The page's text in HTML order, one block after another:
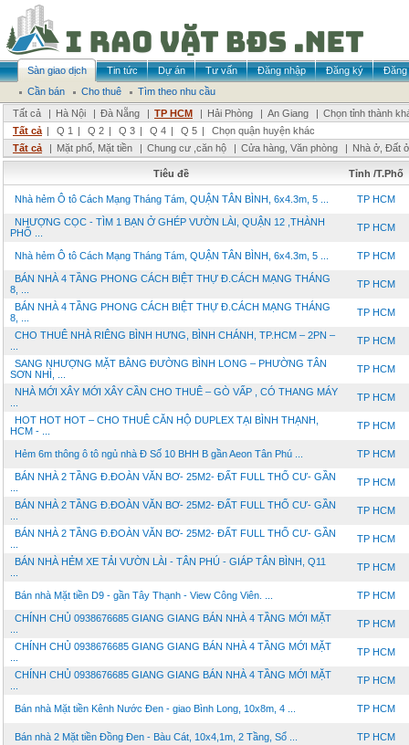
Sàn giao dịch Tin tức Dự án Tư vấn Đăng nhập Đăng ký
Đăng
Cần bán
Cho thuê
Tìm theo nhu cầu
Tất cả
| Hà Nội | Đà Nẵng | TP HCM | Hải Phòng | An Giang | Chọn tỉnh thành
Tất cả | Q 1 | Q 2 | Q 3 | Q 4 | Q 5 |
Chọn quận huyện khác
Tất cả
| Mặt phố, Mặt tiền | Chung cư ,căn hộ | Cửa hàng, Văn phòng | Nhà ở, Đất ở
Tiêu đề Tỉnh /T.Phố
Nhà hẻm Ô tô Cách Mạng Tháng Tám, QUẬN TÂN BÌNH, 6x4.3m, 5 ... TP HCM
NHƯỢNG CỌC - TÌM 1 BẠN Ở GHÉP VƯỜN LÀI, QUẬN 12 ,THÀNH
PHỐ ...
TP HCM
Nhà hẻm Ô tô Cách Mạng Tháng Tám, QUẬN TÂN BÌNH, 6x4.3m, 5 ... TP HCM
BÁN NHÀ 4 TẦNG PHONG CÁCH BIỆT THỰ Đ.CÁCH MẠNG THÁNG
8, ...
TP HCM
BÁN NHÀ 4 TẦNG PHONG CÁCH BIỆT THỰ Đ.CÁCH MẠNG THÁNG
8, ...
TP HCM
CHO THUÊ NHÀ RIÊNG BÌNH HƯNG, BÌNH CHÁNH, TP.HCM – 2PN –
TP HCM
SANG NHƯỢNG MẶT BẰNG ĐƯỜNG BÌNH LONG – PHƯỜNG TÂN
SƠN NHÌ, ...
TP HCM
NHÀ MỚI XÂY MỚI XÂY CẦN CHO THUÊ – GÒ VẤP , CÓ THANG MÁY
TP HCM
HOT HOT HOT – CHO THUÊ CĂN HỘ DUPLEX TẠI BÌNH THẠNH,
HCM - ...
TP HCM
Hẻm 6m thông ô tô ngủ nhà Đ Số 10 BHH B gần Aeon Tân Phú ... TP HCM
BÁN NHÀ 2 TẦNG Đ.ĐOÀN VĂN BƠ- 25M2- ĐẤT FULL THỔ CƯ- GẦN
TP HCM
BÁN NHÀ 2 TẦNG Đ.ĐOÀN VĂN BƠ- 25M2- ĐẤT FULL THỔ CƯ- GẦN
TP HCM
BÁN NHÀ 2 TẦNG Đ.ĐOÀN VĂN BƠ- 25M2- ĐẤT FULL THỔ CƯ- GẦN
TP HCM
BÁN NHÀ HẺM XE TẢI VƯỜN LÀI - TÂN PHÚ - GIÁP TÂN BÌNH, Q11
TP HCM
Bán nhà Mặt tiền D9 - gần Tây Thạnh - View Công Viên. ... TP HCM
CHÍNH CHỦ 0938676685 GIANG GIANG BÁN NHÀ 4 TẦNG MỚI MẶT
TP HCM
CHÍNH CHỦ 0938676685 GIANG GIANG BÁN NHÀ 4 TẦNG MỚI MẶT
TP HCM
CHÍNH CHỦ 0938676685 GIANG GIANG BÁN NHÀ 4 TẦNG MỚI MẶT
TP HCM
Bán nhà Mặt tiền Kênh Nước Đen - giao Bình Long, 10x8m, 4 ... TP HCM
Bán nhà 2 Mặt tiền Đồng Đen - Bàu Cát, 10x4,1m, 2 Tầng, Sổ ... TP HCM